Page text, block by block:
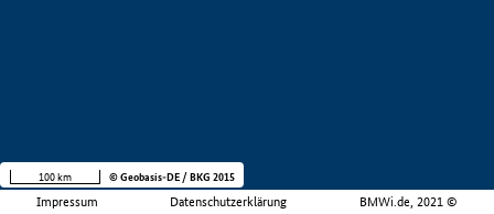
Impressum Datenschutzerklärung BMWi.de, 2021 ©
100 km © Geobasis-DE / BKG 2015